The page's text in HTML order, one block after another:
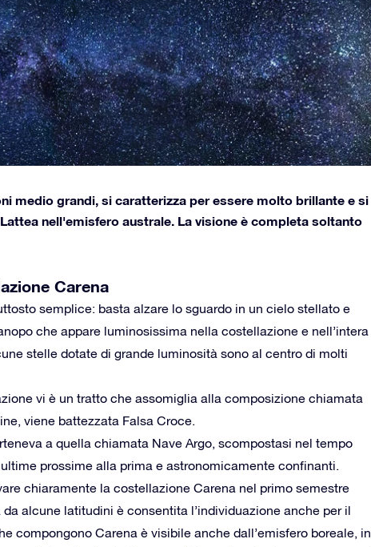
medio grandi, si caratterizza per essere molto brillante e si
nell'emisfero australe. La visione è completa soltanto
Carena
semplice: basta alzare lo sguardo in un cielo stellato e
che appare luminosissima nella costellazione e nell’intera
stelle dotate di grande luminosità sono al centro di molti
vi è un tratto che assomiglia alla composizione chiamata
viene battezzata Falsa Croce.
a quella chiamata Nave Argo, scompostasi nel tempo
prossime alla prima e astronomicamente confinanti.
chiaramente la costellazione Carena nel primo semestre
alcune latitudini è consentita l’individuazione anche per il
compongono Carena è visibile anche dall’emisfero boreale, in